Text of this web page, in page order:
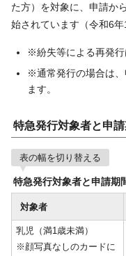
た方）を対象に、申請か
始されています（令和6年
※紛失等による再発行
※通常発行の場合は、
ます。
特急発行対象者と申
表の幅を切り替える
特急発行対象者と申請期
対象者
乳児（満1歳未満）
※顔写真なしのカードに